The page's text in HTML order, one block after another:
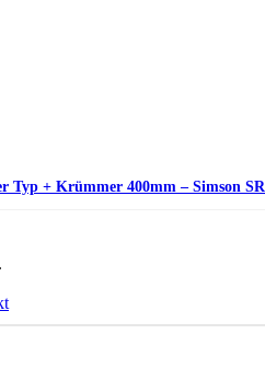
Typ + Krümmer 400mm – Simson